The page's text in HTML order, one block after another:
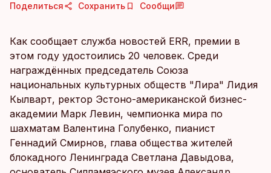
Поделиться Сохранить Сообщи
Как сообщает служба новостей ERR, премии в
этом году удостоились 20 человек. Среди
награждённых председатель Союза
национальных культурных обществ "Лира" Лидия
Кылварт, ректор Эстоно-американской бизнес-
академии Марк Левин, чемпионка мира по
шахматам Валентина Голубенко, пианист
Геннадий Смирнов, глава общества жителей
блокадного Ленинграда Светлана Давыдова,